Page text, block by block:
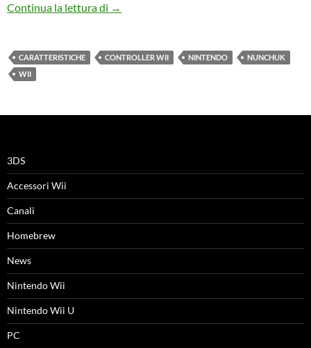
Continua la lettura di Nintendo Wii
→
CARATTERISTICHE CONTROLLER WII NINTENDO
NUNCHUK
WII
3DS
Accessori Wii
Canali
Homebrew
News
Nintendo Wii
Nintendo Wii U
PC